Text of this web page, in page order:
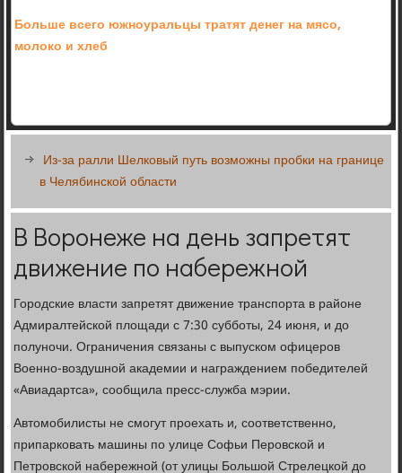
Больше всего южноуральцы тратят денег на мясо,
молоко и хлеб
Из-за ралли Шелковый путь возможны пробки на границе
в Челябинской области
В Воронеже на день запретят
движение по набережной
Городские власти запретят движение транспорта в районе
Адмиралтейской площади с 7:30 субботы, 24 июня, и до
полуночи. Ограничения связаны с выпуском офицеров
Военно-воздушной академии и награждением победителей
«Авиадартса», сообщила пресс-служба мэрии.
Автомобилисты не смогут проехать и, соответственно,
припарковать машины по улице Софьи Перовской и
Петровской набережной (от улицы Большой Стрелецкой до